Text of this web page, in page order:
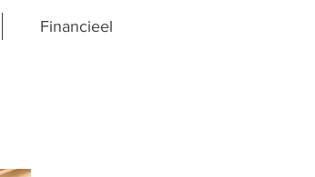
Financieel